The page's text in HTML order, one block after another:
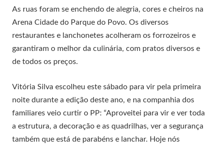
As ruas foram se enchendo de alegria, cores e cheiros na
Arena Cidade do Parque do Povo. Os diversos
restaurantes e lanchonetes acolheram os forrozeiros e
garantiram o melhor da culinária, com pratos diversos e
de todos os preços.
Vitória Silva escolheu este sábado para vir pela primeira
noite durante a edição deste ano, e na companhia dos
familiares veio curtir o PP: “Aproveitei para vir e ver toda
a estrutura, a decoração e as quadrilhas, ver a segurança
também que está de parabéns e lanchar. Hoje nós